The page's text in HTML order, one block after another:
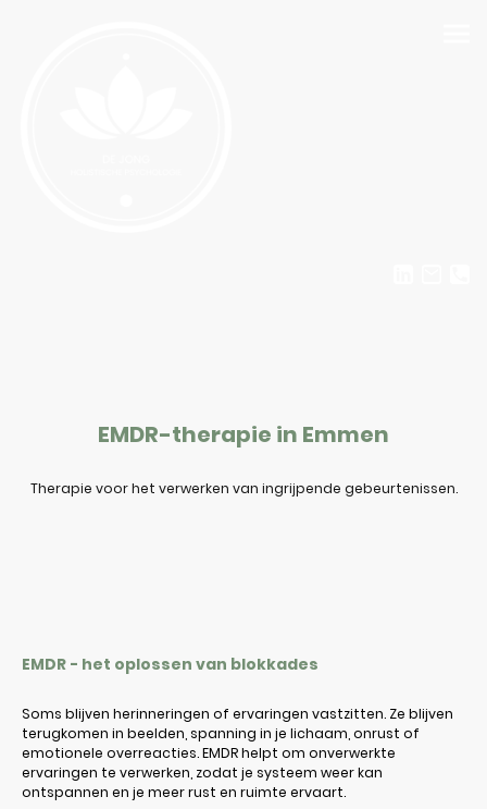
EMDR-therapie in Emmen
Therapie voor het verwerken van ingrijpende gebeurtenissen.
EMDR - het oplossen van blokkades
Soms blijven herinneringen of ervaringen vastzitten. Ze blijven
terugkomen in beelden, spanning in je lichaam, onrust of
emotionele overreacties. EMDR helpt om onverwerkte
ervaringen te verwerken, zodat je systeem weer kan
ontspannen en je meer rust en ruimte ervaart.